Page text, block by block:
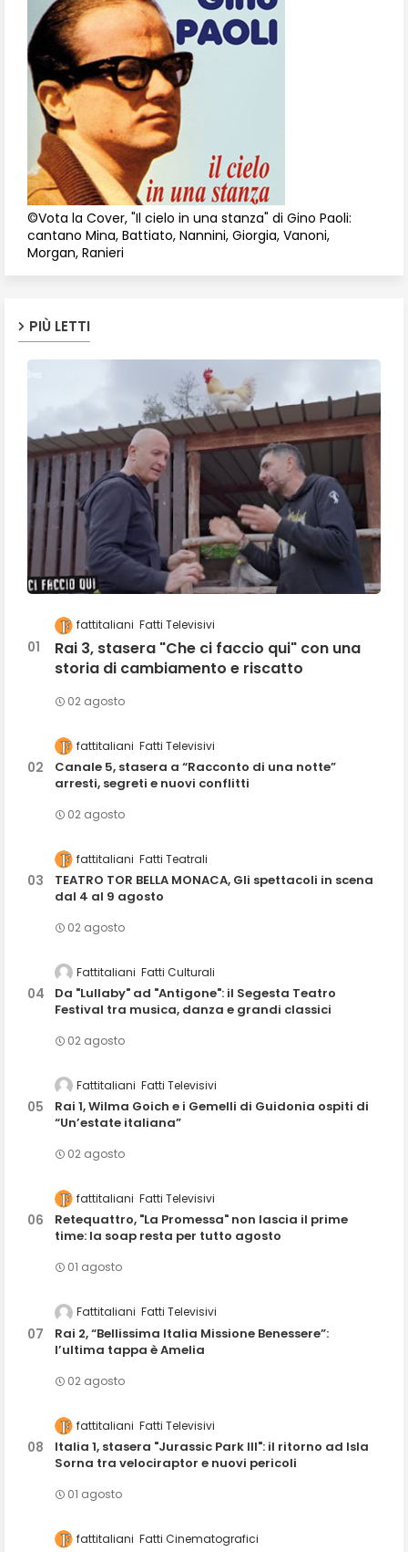
©Vota la Cover, "Il cielo in una stanza" di Gino Paoli:
cantano Mina, Battiato, Nannini, Giorgia, Vanoni,
Morgan, Ranieri
PIÙ LETTI
fattitaliani Fatti Televisivi
Rai 3, stasera "Che ci faccio qui" con una
storia di cambiamento e riscatto
02 agosto
fattitaliani Fatti Televisivi
Canale 5, stasera a “Racconto di una notte”
arresti, segreti e nuovi conflitti
02 agosto
fattitaliani Fatti Teatrali
TEATRO TOR BELLA MONACA, Gli spettacoli in scena
dal 4 al 9 agosto
02 agosto
Fattitaliani Fatti Culturali
Da "Lullaby" ad "Antigone": il Segesta Teatro
Festival tra musica, danza e grandi classici
02 agosto
Fattitaliani Fatti Televisivi
Rai 1, Wilma Goich e i Gemelli di Guidonia ospiti di
“Un’estate italiana”
02 agosto
fattitaliani Fatti Televisivi
Retequattro, "La Promessa" non lascia il prime
time: la soap resta per tutto agosto
01 agosto
Fattitaliani Fatti Televisivi
Rai 2, “Bellissima Italia Missione Benessere”:
l’ultima tappa è Amelia
02 agosto
fattitaliani Fatti Televisivi
Italia 1, stasera "Jurassic Park III": il ritorno ad Isla
Sorna tra velociraptor e nuovi pericoli
01 agosto
fattitaliani Fatti Cinematografici